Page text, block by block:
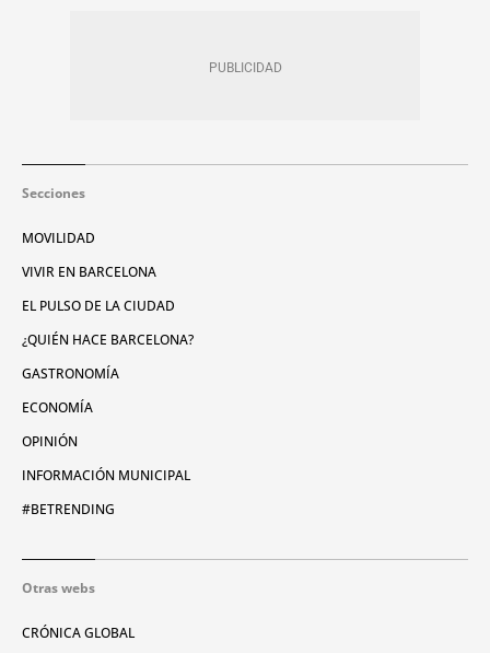
Secciones
MOVILIDAD
VIVIR EN BARCELONA
EL PULSO DE LA CIUDAD
¿QUIÉN HACE BARCELONA?
GASTRONOMÍA
ECONOMÍA
OPINIÓN
INFORMACIÓN MUNICIPAL
#BETRENDING
Otras webs
CRÓNICA GLOBAL